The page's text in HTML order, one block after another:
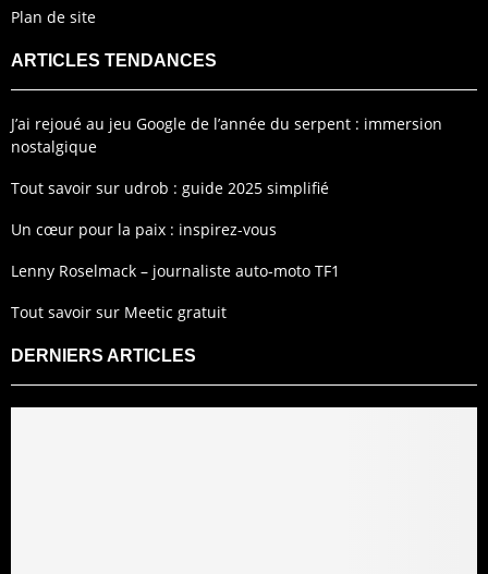
Plan de site
ARTICLES TENDANCES
J’ai rejoué au jeu Google de l’année du serpent : immersion
nostalgique
Tout savoir sur udrob : guide 2025 simplifié
Un cœur pour la paix : inspirez-vous
Lenny Roselmack – journaliste auto-moto TF1
Tout savoir sur Meetic gratuit
DERNIERS ARTICLES